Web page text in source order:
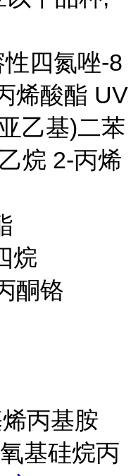
四氮唑-8
烯酸酯 UV
乙基)二苯
烷 2-丙烯
烷
酮铬
丙基胺
基硅烷丙